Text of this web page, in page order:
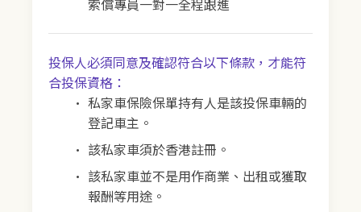
索償專員一對一全程跟進
投保人必須同意及確認符合以下條款，才能符
合投保資格：
私家車保險保單持有人是該投保車輛的
登記車主。
該私家車須於香港註冊。
該私家車並不是用作商業、出租或獲取
報酬等用途。